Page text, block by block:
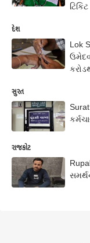
ટિકિટ
દેશ
Lok
સુરત
રાજકોટ